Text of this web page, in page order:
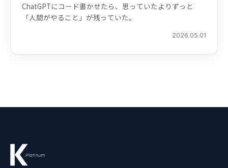
ChatGPTにコード書かせたら、思っていたよりずっと
「人間がやること」が残っていた。
2026.05.01